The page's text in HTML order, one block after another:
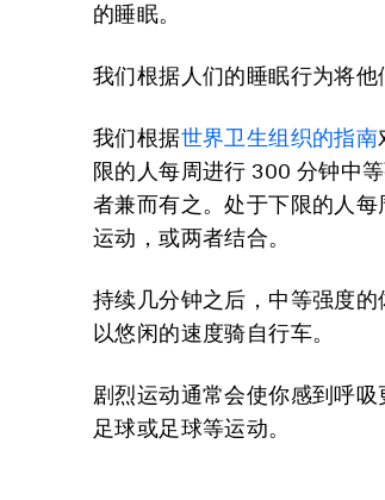
的睡眠。
我们根据人们的睡眠行为将他
我们根据世界卫生组织的指南
限的人每周进行 300 分钟中
者兼而有之。处于下限的人
运动，或两者结合。
持续几分钟之后，中等强度
以悠闲的速度骑自行车。
剧烈运动通常会使你感到呼
足球或足球等运动。